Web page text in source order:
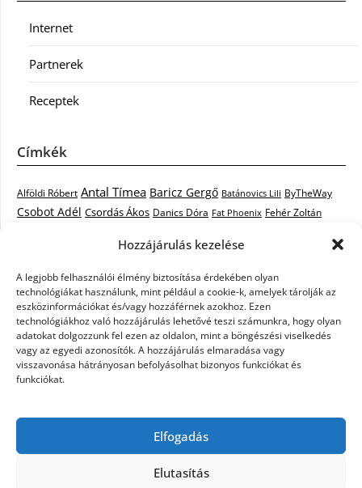
Hozzájárulás kezelése
A legjobb felhasználói élmény biztosítása érdekében olyan
technológiákat használunk, mint például a cookie-k, amelyek tárolják az
eszközinformációkat és/vagy hozzáférnek azokhoz. Ezen
technológiákhoz való hozzájárulás lehetővé teszi számunkra, hogy olyan
adatokat dolgozzunk fel ezen az oldalon, mint a böngészési viselkedés
vagy az egyedi azonosítók. A hozzájárulás elmaradása vagy
visszavonása hátrányosan befolyásolhat bizonyos funkciókat és
funkciókat.
Elfogadás
Elutasítás
Internet
Partnerek
Receptek
Címkék
Alföldi Róbert Antal Tímea Baricz Gergő Batánovics Lili ByTheWay
Csobot Adél Csordás Ákos Danics Dóra Fat Phoenix Fehér Zoltán
Kovács László Stone
Krasznai Tünde Like LiL C. Malek Miklós mentor Muri Enikő
Nagy Feró Oláh Gergő Péterffy Lili Rocktenors RTL Klub
Cowell Szabó Dávid Szabó Ádám Szikora Róbert Takács Nikolas
Tarány Tamás Tóth Gabi Vastag Csaba Vastag Tamás
Kati X-factor X-FaktorX-Faktor videók
X-Faktor válogatásx faktor döntő Zámbó